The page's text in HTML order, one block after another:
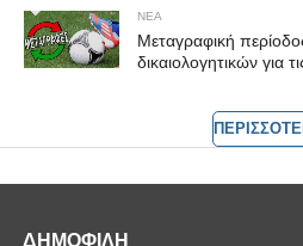
ΝΕΑ
Μεταγραφική
δικαιολογητικών για
ΔΗΜΟΦΙΛΗ